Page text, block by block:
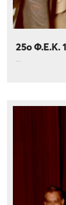
25ο Φ.Ε.Κ.
...